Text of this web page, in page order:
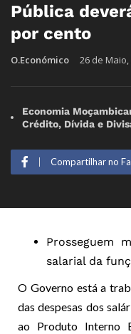
Pública
por cento
O.Económico 26 de Maio,
Economia
Crédito, Dívida e
Compartilhar no
Prosseguem
salarial da
O Governo está a
das despesas dos
ao Produto Interno